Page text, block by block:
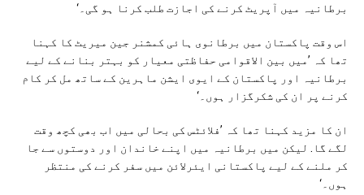
برطانیہ میں آپریٹ کرنے کی اجازت طلب کرنا ہو گی۔‘
اس وقت پاکستان میں برطانوی ہائی کمشنر جین میریٹ کا کہنا
تھا کہ ’میں بین الاقوامی حفاظتی معیار کو بہتر بنانے کے لیے
برطانیہ اور پاکستان کے ایوی ایشن ماہرین کے ساتھ مل کر کام
کرنے پر ان کی شکرگزار ہوں۔‘
ان کا مزید کہنا تھا کہ ’فلائٹس کی بحالی میں اب بھی کچھ وقت
لگے گا. لیکن میں برطانیہ میں اپنے خاندان اور دوستوں سے جا
کر ملنے کے لیے پاکستانی ایئرلائن میں سفر کرنے کی منتظر
ہوں۔‘